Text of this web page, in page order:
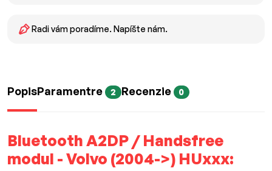
Radi vám poradíme. Napíšte nám.
PopisParamentre 2 Recenzie 0
Bluetooth A2DP / Handsfree
modul - Volvo (2004->) HUxxx: